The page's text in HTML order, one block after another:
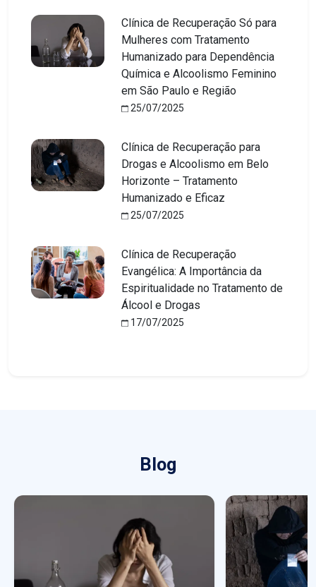
Clínica de Recuperação Só para
Mulheres com Tratamento
Humanizado para Dependência
Química e Alcoolismo Feminino
em São Paulo e Região
25/07/2025
Clínica de Recuperação para
Drogas e Alcoolismo em Belo
Horizonte – Tratamento
Humanizado e Eficaz
25/07/2025
Clínica de Recuperação
Evangélica: A Importância da
Espiritualidade no Tratamento de
Álcool e Drogas
17/07/2025
Blog